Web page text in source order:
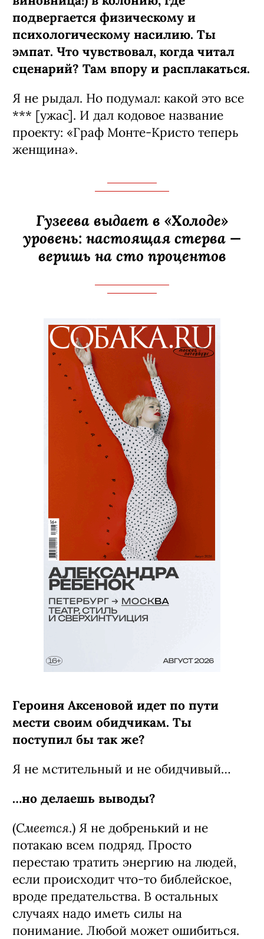
подвергается физическому и
психологическому насилию. Ты
эмпат. Что чувствовал, когда читал
сценарий? Там впору и расплакаться.
Я не рыдал. Но подумал: какой это все
*** [ужас]. И дал кодовое название
проекту: «Граф Монте-­Кристо теперь
женщина».
Гузеева выдает в «Холоде»
уровень: настоящая стерва —
веришь на сто процентов
Героиня Аксеновой идет по пути
мести своим обидчикам. Ты
поступил бы так же?
Я не мстительный и не обидчивый…
…но делаешь выводы?
(Смеется.) Я не добренький и не
потакаю всем подряд. Просто
перестаю тратить энергию на людей,
если происходит что-то библейское,
вроде предательства. В остальных
случаях надо иметь силы на
понимание. Любой может ошибиться.